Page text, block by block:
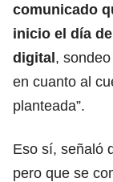
comunicado
inicio el día
digital,
en cuanto al
planteada”.
Eso sí, señaló
pero que se